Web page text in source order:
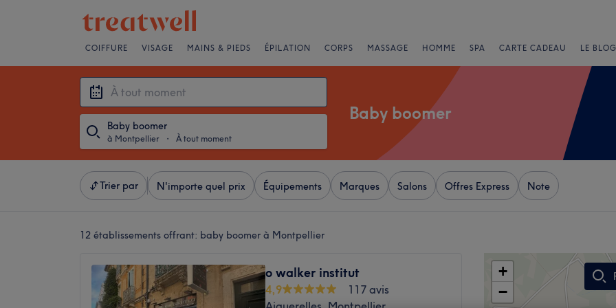
COIFFURE VISAGE MAINS & PIEDS ÉPILATION CORPS MASSAGE HOMME SPA CARTE CADEAU LE
Baby boomer
à Montpellier ・ À tout moment
Baby boomer
Trier par N'importe quel prix Équipements Marques Salons Offres Express Note
12 établissements offrant: baby boomer à Montpellier
o walker institut
4,9
117 avis
+
−